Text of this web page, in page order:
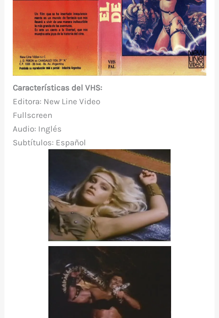
Características del VHS:
Editora: New Line Video
Fullscreen
Audio: Inglés
Subtítulos: Español